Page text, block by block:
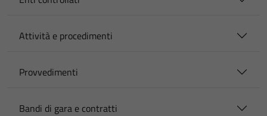
Attività e procedimenti
Provvedimenti
Bandi di gara e contratti